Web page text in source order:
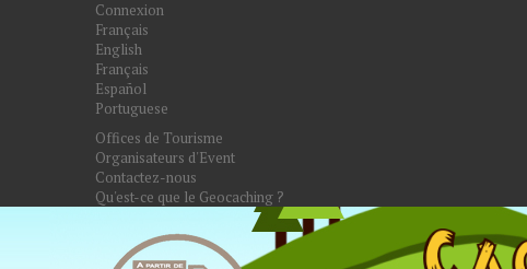
Connexion
Français
English
Français
Español
Portuguese
Offices de Tourisme
Organisateurs d'Event
Contactez-nous
Qu'est-ce que le Geocaching ?